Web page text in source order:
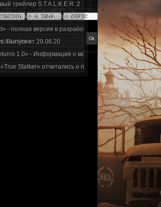
трейлер S.T.A.L.K.E.R. 2
отчет о разработке!
- полная версия в разработке!
Выпуск от 29.06.20
1.0» - Информация о моде за июнь 2020
Stalker» отчитались о проделанной работе